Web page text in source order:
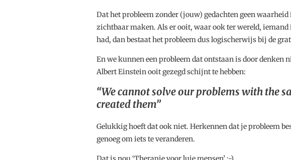
Dat het probleem zonder (jouw) gedachten geen
zichtbaar maken. Als er ooit, waar ook ter wereld,
had, dan bestaat het probleem dus logischerwijs bij de
En we kunnen een probleem dat ontstaan is door denken
Albert Einstein ooit gezegd schijnt te hebben:
“We cannot solve our problems with the
created them”
Gelukkig hoeft dat ook niet. Herkennen dat je probleem
genoeg om iets te veranderen.